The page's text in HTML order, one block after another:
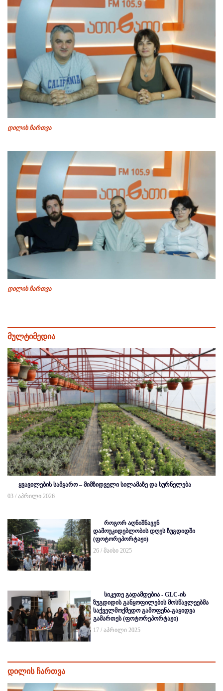
დილის ჩართვა
დილის ჩართვა
მულტიმედია
ყვავილების სამყარო – მიმზიდველი სილამაზე და სურნელება
03 / აპრილი 2026
როგორ აღნიშნავენ
დამოუკიდებლობის დღეს ზუგდიდში
(ფოტორეპორტაჟი)
26 / მაისი 2025
სიკეთე გადამდებია - GLC-ის
ზუგდიდის განყოფილების მოსწავლეებმა
საქველმოქმედო გამოფენა-გაყიდვა
გამართეს (ფოტორეპორტაჟი)
17 / აპრილი 2025
დილის ჩართვა